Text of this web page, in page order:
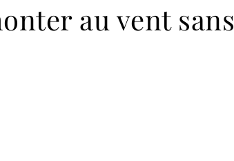
au vent sans